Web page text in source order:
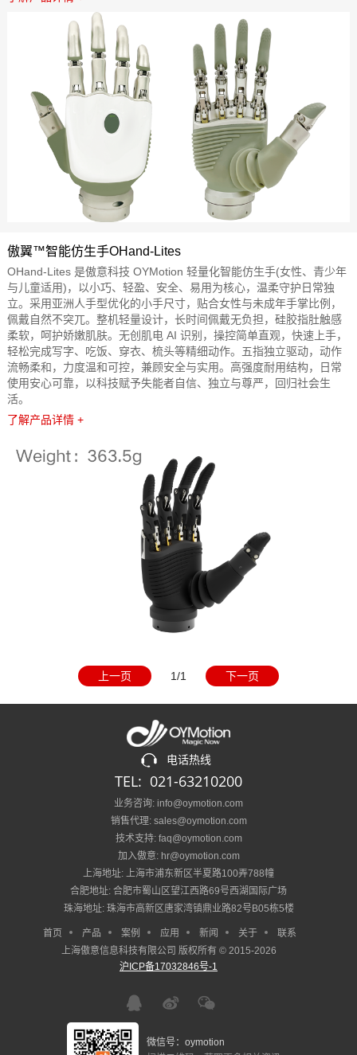
傲翼™智能仿生手OHand-Lites
OHand-Lites 是傲意科技 OYMotion 轻量化智能仿生手(女性、青少年
与儿童适用)，以小巧、轻盈、安全、易用为核心，温柔守护日常独
立。采用亚洲人手型优化的小手尺寸，贴合女性与未成年手掌比例，
佩戴自然不突兀。整机轻量设计，长时间佩戴无负担，硅胶指肚触感
柔软，呵护娇嫩肌肤。无创肌电 AI 识别，操控简单直观，快速上手，
轻松完成写字、吃饭、穿衣、梳头等精细动作。五指独立驱动，动作
流畅柔和，力度温和可控，兼顾安全与实用。高强度耐用结构，日常
使用安心可靠，以科技赋予失能者自信、独立与尊严，回归社会生
活。
了解产品详情 +
上一页 1/1 下一页
电话热线
TEL: 021-63210200
业务咨询: info@oymotion.com
销售代理: sales@oymotion.com
技术支持: faq@oymotion.com
加入傲意: hr@oymotion.com
上海地址: 上海市浦东新区半夏路100弄788幢
合肥地址: 合肥市蜀山区望江西路69号西湖国际广场
珠海地址: 珠海市高新区唐家湾镇鼎业路82号B05栋5楼
首页 产品 案例 应用 新闻 关于
联系
上海傲意信息科技有限公司 版权所有 © 2015-2026
沪ICP备17032846号-1
微信号：oymotion